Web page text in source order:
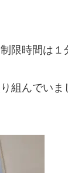
限時間は１
組んでい